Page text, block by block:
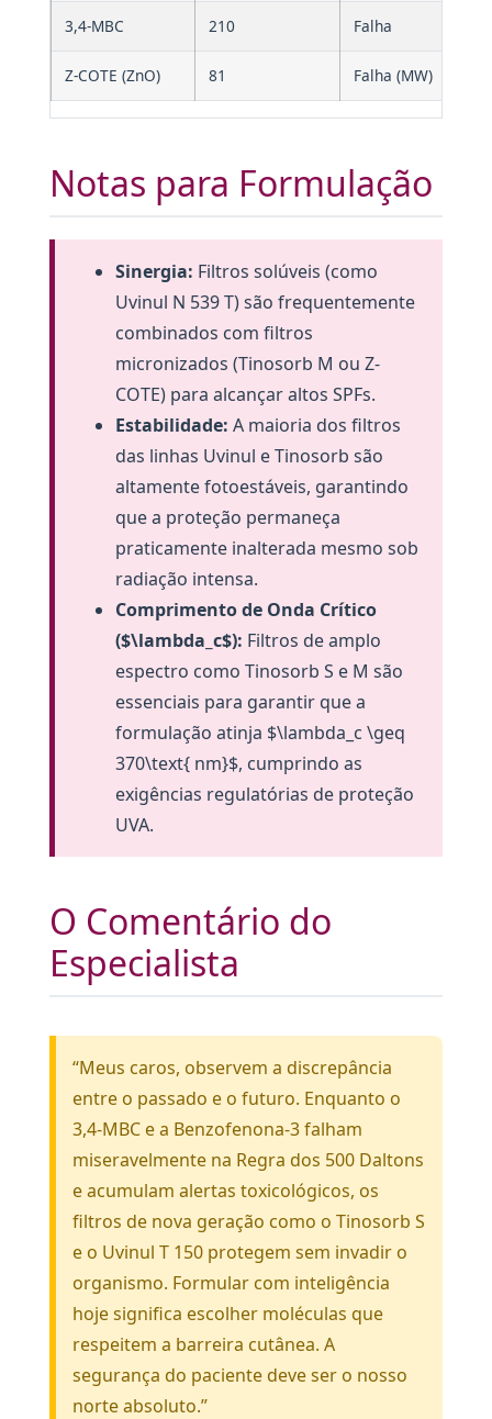
3,4-MBC 210 Falha
Z-COTE (ZnO) 81 Falha (MW)
Notas para Formulação
Sinergia: Filtros solúveis (como
Uvinul N 539 T) são frequentemente
combinados com filtros
micronizados (Tinosorb M ou Z-
COTE) para alcançar altos SPFs.
Estabilidade: A maioria dos filtros
das linhas Uvinul e Tinosorb são
altamente fotoestáveis, garantindo
que a proteção permaneça
praticamente inalterada mesmo sob
radiação intensa.
Comprimento de Onda Crítico
($\lambda_c$): Filtros de amplo
espectro como Tinosorb S e M são
essenciais para garantir que a
formulação atinja $\lambda_c \geq
370\text{ nm}$, cumprindo as
exigências regulatórias de proteção
UVA.
O Comentário do
Especialista
“Meus caros, observem a discrepância
entre o passado e o futuro. Enquanto o
3,4-MBC e a Benzofenona-3 falham
miseravelmente na Regra dos 500 Daltons
e acumulam alertas toxicológicos, os
filtros de nova geração como o Tinosorb S
e o Uvinul T 150 protegem sem invadir o
organismo. Formular com inteligência
hoje significa escolher moléculas que
respeitem a barreira cutânea. A
segurança do paciente deve ser o nosso
norte absoluto.”